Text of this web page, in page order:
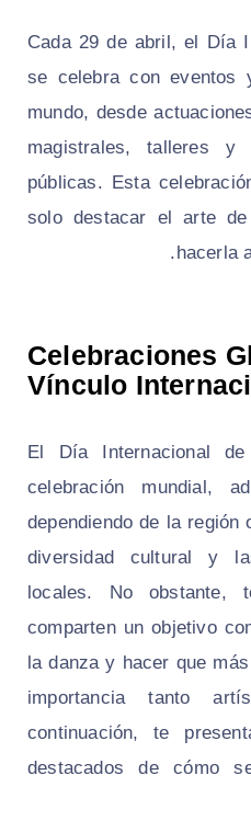
Cada 29 de abril, el Día
se celebra con eventos
mundo, desde
magistrales, talleres y
públicas. Esta
solo destacar el arte
hacerla
Celebraciones
Vínculo
El Día Internacional
celebración mundial,
dependiendo de la
diversidad cultural y
locales. No obstante,
comparten un objetivo
la danza y hacer que
importancia tanto
continuación, te
destacados de cómo